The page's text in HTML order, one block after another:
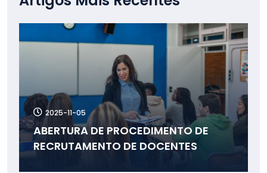
2025-11-05
ABERTURA DE PROCEDIMENTO DE
RECRUTAMENTO DE DOCENTES